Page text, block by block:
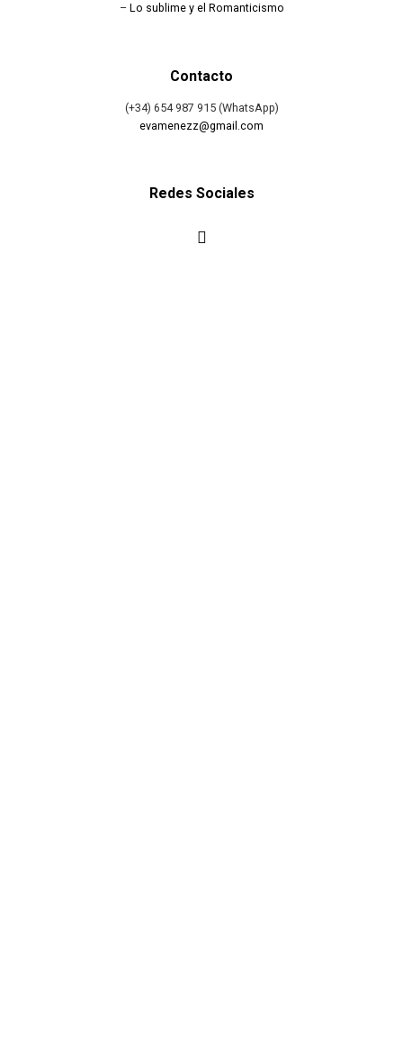
– Lo sublime y el Romanticismo
Contacto
(+34) 654 987 915 (WhatsApp)
evamenezz@gmail.com
Redes Sociales